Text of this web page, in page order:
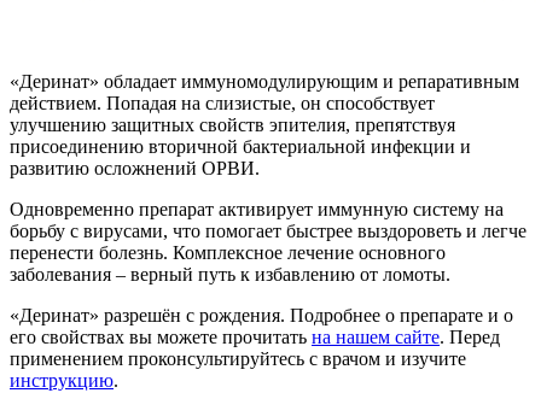
«Деринат» обладает иммуномодулирующим и репаративным
действием. Попадая на слизистые, он способствует
улучшению защитных свойств эпителия, препятствуя
присоединению вторичной бактериальной инфекции и
развитию осложнений ОРВИ.
Одновременно препарат активирует иммунную систему на
борьбу с вирусами, что помогает быстрее выздороветь и легче
перенести болезнь. Комплексное лечение основного
заболевания – верный путь к избавлению от ломоты.
«Деринат» разрешён с рождения. Подробнее о препарате и о
его свойствах вы можете прочитать на нашем сайте. Перед
применением проконсультируйтесь с врачом и изучите
инструкцию.